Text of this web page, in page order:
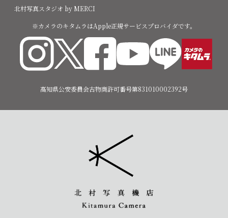
北村写真スタジオ by MERCI
※カメラのキタムラはApple正規サービスプロバイダです。
高知県公安委員会古物商許可番号第831010002392号